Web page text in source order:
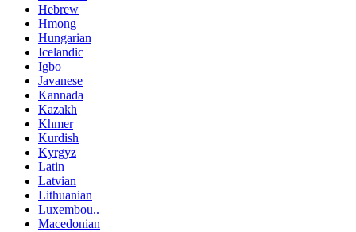
Hebrew
Hmong
Hungarian
Icelandic
Igbo
Javanese
Kannada
Kazakh
Khmer
Kurdish
Kyrgyz
Latin
Latvian
Lithuanian
Luxembou..
Macedonian